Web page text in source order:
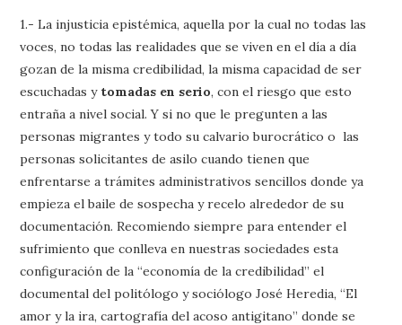
1.- La injusticia epistémica, aquella por la cual no todas las
voces, no todas las realidades que se viven en el día a día
gozan de la misma credibilidad, la misma capacidad de ser
escuchadas y tomadas en serio, con el riesgo que esto
entraña a nivel social. Y si no que le pregunten a las
personas migrantes y todo su calvario burocrático o las
personas solicitantes de asilo cuando tienen que
enfrentarse a trámites administrativos sencillos donde ya
empieza el baile de sospecha y recelo alrededor de su
documentación. Recomiendo siempre para entender el
sufrimiento que conlleva en nuestras sociedades esta
configuración de la “economía de la credibilidad” el
documental del politólogo y sociólogo José Heredia, “El
amor y la ira, cartografía del acoso antigitano” donde se